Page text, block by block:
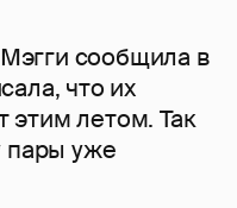
сообщила в
что их
этим летом. Так
пары уже